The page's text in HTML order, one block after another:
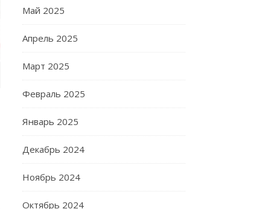
Май 2025
Апрель 2025
Март 2025
Февраль 2025
Январь 2025
Декабрь 2024
Ноябрь 2024
Октябрь 2024